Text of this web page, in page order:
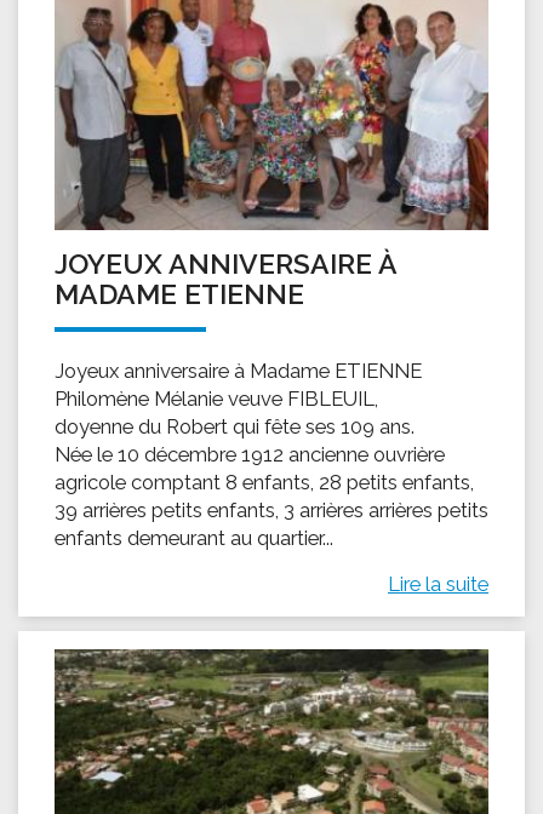
JOYEUX ANNIVERSAIRE À
MADAME ETIENNE
Joyeux anniversaire à Madame ETIENNE
Philomène Mélanie veuve FIBLEUIL,
doyenne du Robert qui fête ses 109 ans.
Née le 10 décembre 1912 ancienne ouvrière
agricole comptant 8 enfants, 28 petits enfants,
39 arrières petits enfants, 3 arrières arrières petits
enfants demeurant au quartier...
Lire la suite